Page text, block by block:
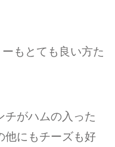
もとても良い方た
チがハムの入った
他にもチーズも好